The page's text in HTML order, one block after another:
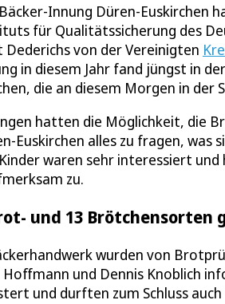
Innung Düren-Euskirchen
für Qualitätssicherung des
von der Vereinigten
in diesem Jahr fand jüngst in
die an diesem Morgen in
hatten die Möglichkeit,
Euskirchen alles zu fragen,
waren sehr interessiert
zu.
und 13 Brötchensorten
wurden von
und Dennis Knoblich
und durften zum Schluss